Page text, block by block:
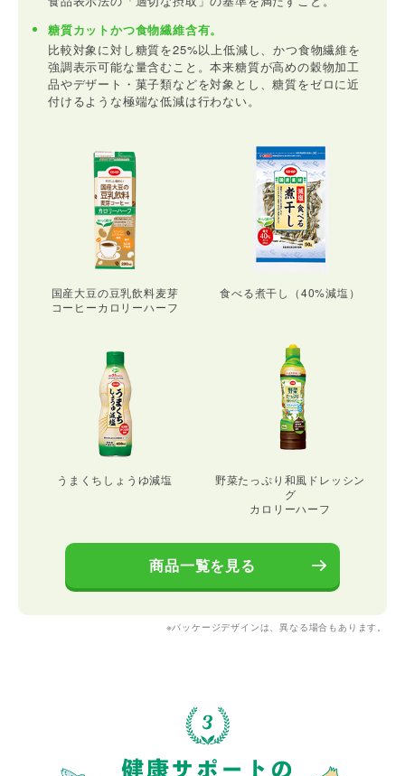
糖質カットかつ食物繊維含有。
比較対象に対し糖質を25%以上低減し、かつ食物繊維を
強調表示可能な量含むこと。本来糖質が高めの穀物加工
品やデザート・菓子類などを対象とし、糖質をゼロに近
付けるような極端な低減は行わない。
国産大豆の豆乳飲料麦芽
コーヒーカロリーハーフ
食べる煮干し（40%減塩）
うまくちしょうゆ減塩
野菜たっぷり和風ドレッシン
グ
カロリーハーフ
商品一覧を見る
※パッケージデザインは、異なる場合もあります。